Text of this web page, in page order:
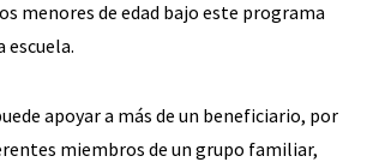
menores de edad bajo este programa
escuela.
apoyar a más de un beneficiario, por
miembros de un grupo familiar,